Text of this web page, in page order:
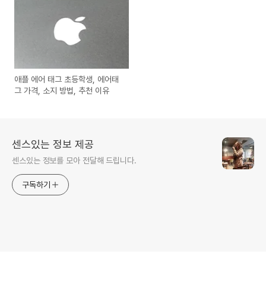
애플 에어 태그 초등학생, 에어태
그 가격, 소지 방법, 추천 이유
센스있는 정보 제공
센스있는 정보를 모아 전달해 드립니다.
구독하기